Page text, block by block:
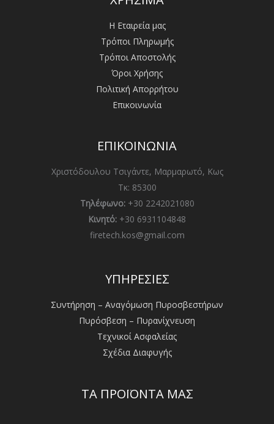
Η Εταιρεία μας
Τρόποι Πληρωμής
Τρόποι Αποστολής
Όροι Χρήσης
Πολιτική Απορρήτου
Επικοινωνία
ΕΠΙΚΟΙΝΩΝΙΑ
Χριστόδουλου Τσιγάντε, Μαρμαρωτό, Κως
Τκ: 85300
Τηλέφωνο:+30 2242021080
Κινητό: +30 6931104848
firetech.kos@gmail.com
ΥΠΗΡΕΣΙΕΣ
Συντήρηση – Αναγόμωση Πυροσβεστήρων
Πυρόσβεση – Πυρανίχνευση
Τεχνικοί Ασφαλείας
Σχέδια Διαφυγής
ΤΑ ΠΡΟΪΟΝΤΑ ΜΑΣ